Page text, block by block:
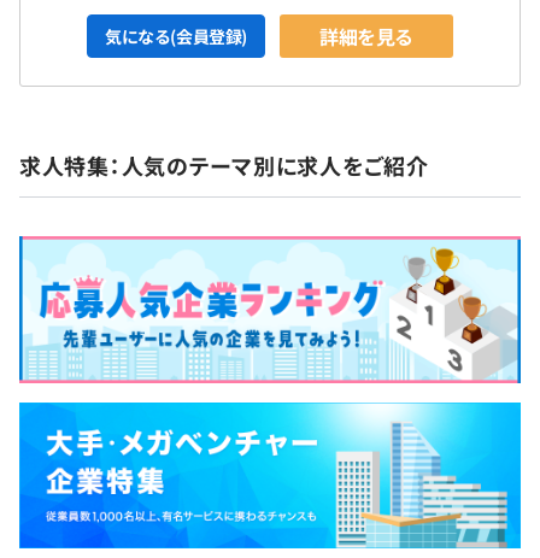
気になる(会員登録) 詳細を見る
求人特集：人気のテーマ別に求人をご紹介